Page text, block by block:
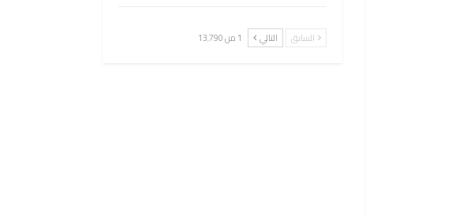
السابق التالي 1 من 13٬790